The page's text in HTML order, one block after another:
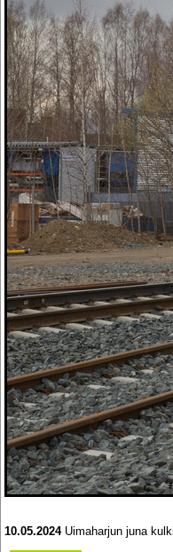
10.05.2024Uimaharjun juna